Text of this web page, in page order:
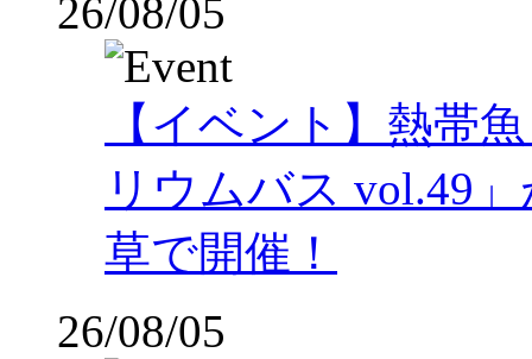
26/08/05
【イベント】熱帯
リウムバス vol.49
草で開催！
26/08/05